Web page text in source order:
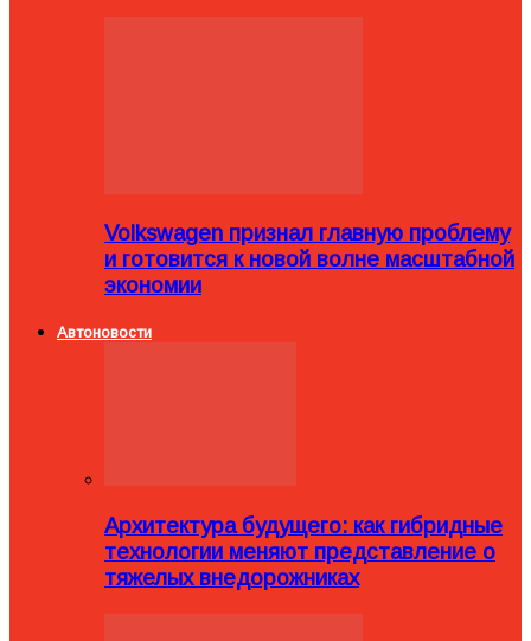
Volkswagen признал главную проблему
и готовится к новой волне масштабной
экономии
Автоновости
Архитектура будущего: как гибридные
технологии меняют представление о
тяжелых внедорожниках